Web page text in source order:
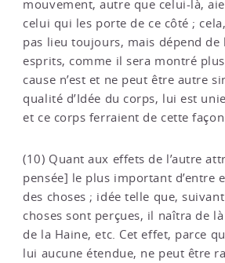
mouvement, autre que celui-là,
celui qui les porte de ce côté ;
pas lieu toujours, mais dépend de
esprits, comme il sera montré
cause n’est et ne peut être autre
qualité d’Idée du corps, lui est
et ce corps ferraient de cette
(10) Quant aux effets de l’autre
pensée] le plus important d’entre
des choses ; idée telle que,
choses sont perçues, il naîtra de
de la Haine, etc. Cet effet, parce
lui aucune étendue, ne peut être